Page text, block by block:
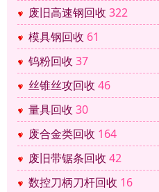
废旧高速钢回收 322
模具钢回收 61
钨粉回收 37
丝锥丝攻回收 46
量具回收 30
废合金类回收 164
废旧带锯条回收 42
数控刀柄刀杆回收 16